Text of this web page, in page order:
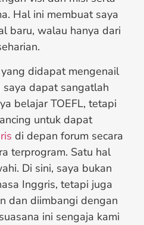
Hal ini membuat saya
baru, walau hanya dari
didapat mengenail
saya dapat sangatlah
belajar TOEFL, tetapi
untuk dapat
di depan forum secara
terprogram. Satu hal
Di sini, saya bukan
Inggris, tetapi juga
dan diimbangi dengan
ini sengaja kami